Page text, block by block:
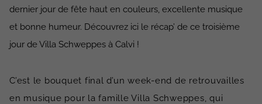
dernier jour de fête haut en couleurs, excellente musique
et bonne humeur. Découvrez ici le récap’ de ce troisième
jour de Villa Schweppes à Calvi !
C’est le bouquet final d’un week-end de retrouvailles
en musique pour la famille Villa Schweppes, qui